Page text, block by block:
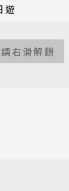
遊
請右滑解鎖